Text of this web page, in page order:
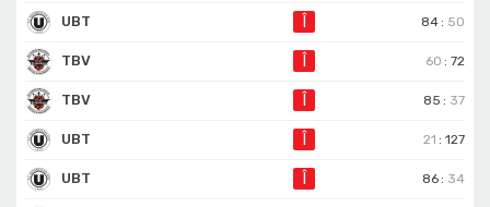
UBT 84 : 50
TBV 60 :72
TBV 85 : 37
UBT 21 :127
UBT 86 : 34